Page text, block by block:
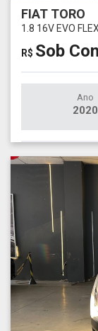
FIAT TORO
1.8 16V EVO
R$ Sob
Ano
2020